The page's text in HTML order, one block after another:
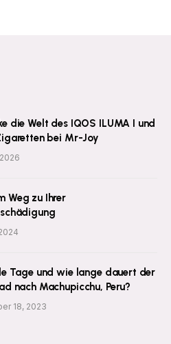
die Welt des IQOS ILUMA I und
bei Mr-Joy
Weg zu Ihrer
Tage und wie lange dauert der
nach Machupicchu, Peru?
18, 2023